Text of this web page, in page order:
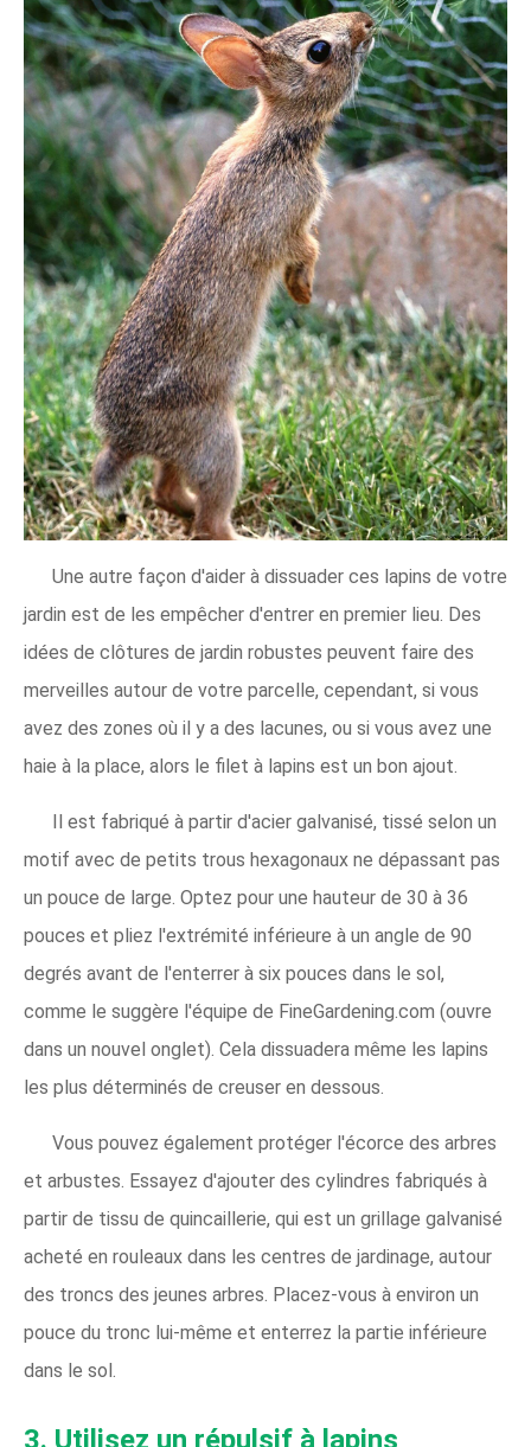
Une autre façon d'aider à dissuader ces lapins de votre
jardin est de les empêcher d'entrer en premier lieu. Des
idées de clôtures de jardin robustes peuvent faire des
merveilles autour de votre parcelle, cependant, si vous
avez des zones où il y a des lacunes, ou si vous avez une
haie à la place, alors le filet à lapins est un bon ajout.
Il est fabriqué à partir d'acier galvanisé, tissé selon un
motif avec de petits trous hexagonaux ne dépassant pas
un pouce de large. Optez pour une hauteur de 30 à 36
pouces et pliez l'extrémité inférieure à un angle de 90
degrés avant de l'enterrer à six pouces dans le sol,
comme le suggère l'équipe de FineGardening.com (ouvre
dans un nouvel onglet). Cela dissuadera même les lapins
les plus déterminés de creuser en dessous.
Vous pouvez également protéger l'écorce des arbres
et arbustes. Essayez d'ajouter des cylindres fabriqués à
partir de tissu de quincaillerie, qui est un grillage galvanisé
acheté en rouleaux dans les centres de jardinage, autour
des troncs des jeunes arbres. Placez-vous à environ un
pouce du tronc lui-même et enterrez la partie inférieure
dans le sol.
3. Utilisez un répulsif à lapins